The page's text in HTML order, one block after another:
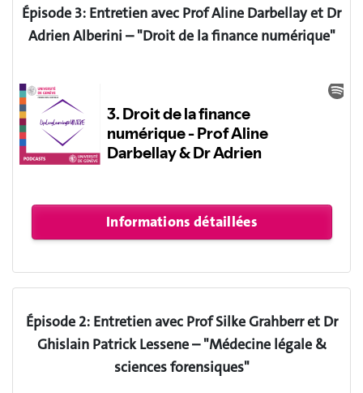
Épisode 3: Entretien avec Prof Aline Darbellay et Dr
Adrien Alberini – "Droit de la finance numérique"
Épisode 2: Entretien avec Prof Silke Grahberr et Dr
Ghislain Patrick Lessene – "Médecine légale &
sciences forensiques"